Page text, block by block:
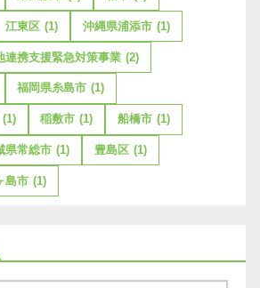
江東区 (1) 沖縄県浦添市 (1)
連携支援緊急対策事業 (2)
福岡県糸島市 (1)
(1) 稲敷市 (1) 船橋市 (1)
県常総市 (1) 豊島区 (1)
島市 (1)